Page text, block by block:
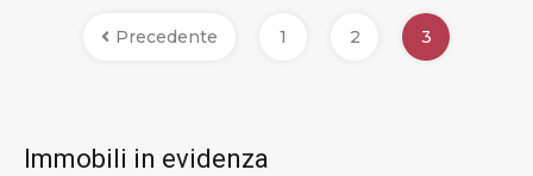
Precedente 1 2 3
Immobili in evidenza